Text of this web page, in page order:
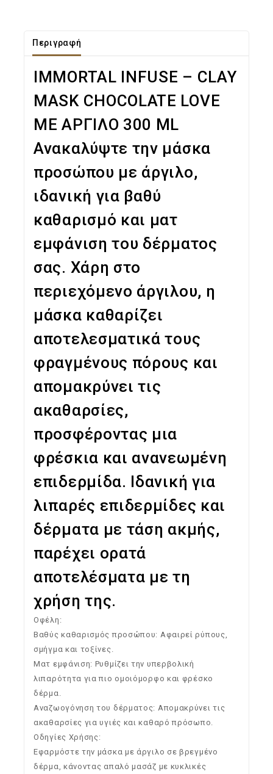
Περιγραφή
IMMORTAL INFUSE – CLAY
MASK CHOCOLATE LOVE
ΜΕ ΑΡΓΙΛΟ 300 ML
Ανακαλύψτε την μάσκα
προσώπου με άργιλο,
ιδανική για βαθύ
καθαρισμό και ματ
εμφάνιση του δέρματος
σας. Χάρη στο
περιεχόμενο άργιλου, η
μάσκα καθαρίζει
αποτελεσματικά τους
φραγμένους πόρους και
απομακρύνει τις
ακαθαρσίες,
προσφέροντας μια
φρέσκια και ανανεωμένη
επιδερμίδα. Ιδανική για
λιπαρές επιδερμίδες και
δέρματα με τάση ακμής,
παρέχει ορατά
αποτελέσματα με τη
χρήση της.
Οφέλη:
Βαθύς καθαρισμός προσώπου: Αφαιρεί ρύπους,
σμήγμα και τοξίνες.
Ματ εμφάνιση: Ρυθμίζει την υπερβολική
λιπαρότητα για πιο ομοιόμορφο και φρέσκο
δέρμα.
Αναζωογόνηση του δέρματος: Απομακρύνει τις
ακαθαρσίες για υγιές και καθαρό πρόσωπο.
Οδηγίες Χρήσης:
Εφαρμόστε την μάσκα με άργιλο σε βρεγμένο
δέρμα, κάνοντας απαλό μασάζ με κυκλικές